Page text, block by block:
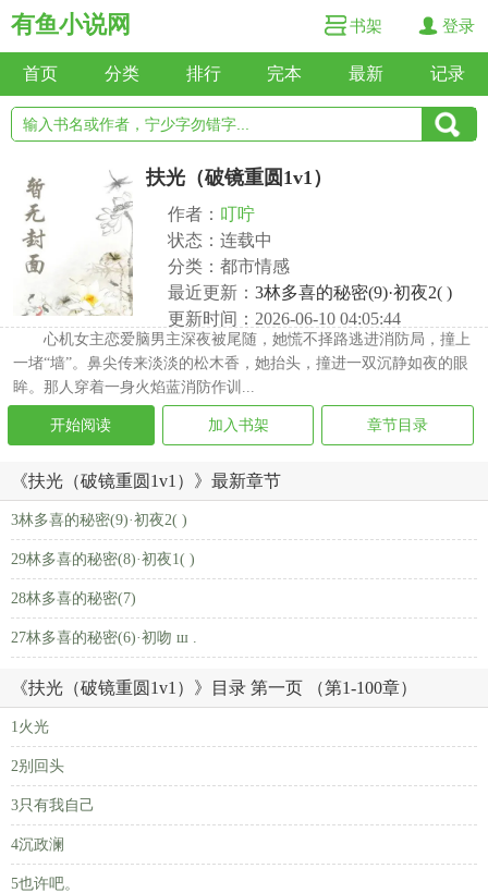
有鱼小说网 书架 登录
首页 分类 排行 完本 最新 记录
扶光（破镜重圆1v1）
作者： 叮咛
状态：连载中
分类：都市情感
最近更新： 3林多喜的秘密(9)·初夜2( )
更新时间：2026-06-10 04:05:44
心机女主恋爱脑男主深夜被尾随，她慌不择路逃进消防局，撞上
一堵“墙”。鼻尖传来淡淡的松木香，她抬头，撞进一双沉静如夜的眼
眸。那人穿着一身火焰蓝消防作训...
开始阅读 加入书架 章节目录
《扶光（破镜重圆1v1）》最新章节
3林多喜的秘密(9)·初夜2( )
29林多喜的秘密(8)·初夜1( )
28林多喜的秘密(7)
27林多喜的秘密(6)·初吻 ш .
《扶光（破镜重圆1v1）》目录 第一页 （第1-100章）
1火光
2别回头
3只有我自己
4沉政澜
5也许吧。